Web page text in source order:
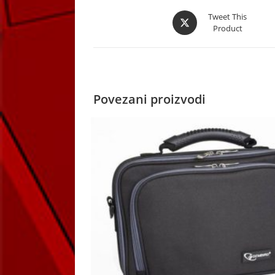
Opens
in
Tweet This
Product
Povezani proizvodi